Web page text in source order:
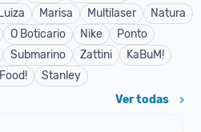
Marisa Multilaser
Natura
O Boticario Nike
Ponto
Submarino Zattini
KaBuM!
Stanley
Ver todas